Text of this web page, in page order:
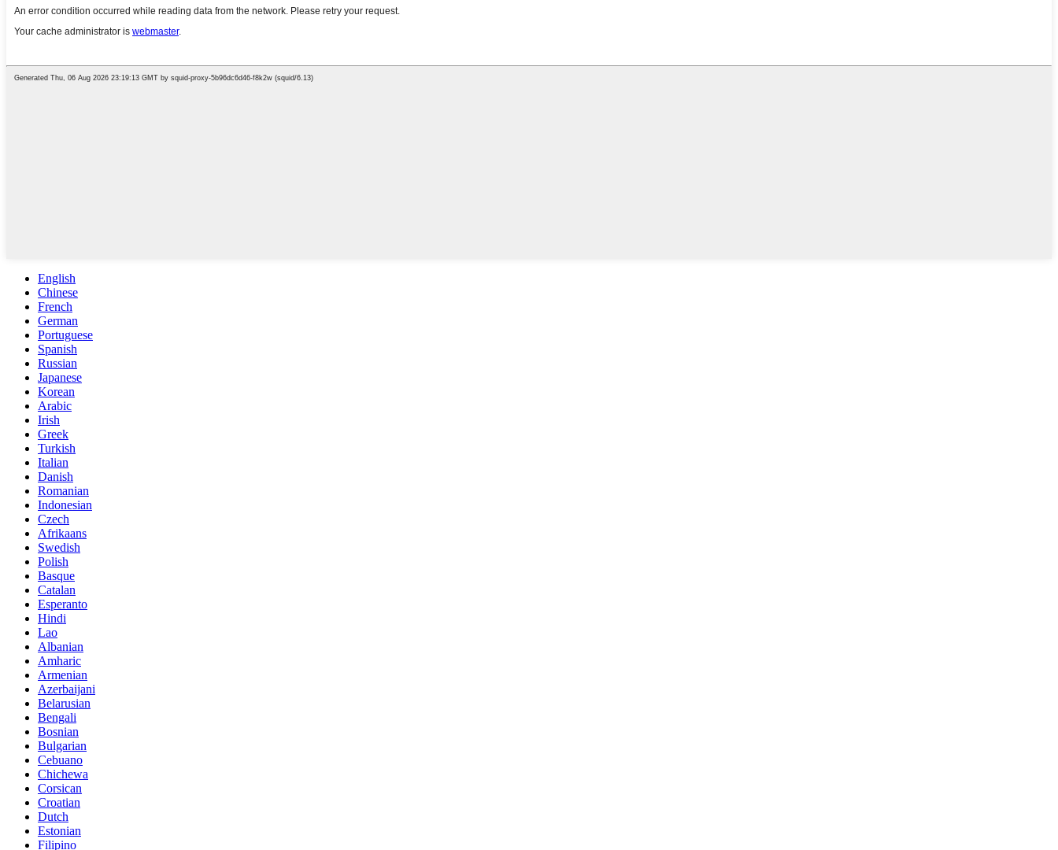
English
Chinese
French
German
Portuguese
Spanish
Russian
Japanese
Korean
Arabic
Irish
Greek
Turkish
Italian
Danish
Romanian
Indonesian
Czech
Afrikaans
Swedish
Polish
Basque
Catalan
Esperanto
Hindi
Lao
Albanian
Amharic
Armenian
Azerbaijani
Belarusian
Bengali
Bosnian
Bulgarian
Cebuano
Chichewa
Corsican
Croatian
Dutch
Estonian
Filipino